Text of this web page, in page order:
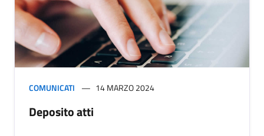
COMUNICATI 14 MARZO 2024
Deposito atti